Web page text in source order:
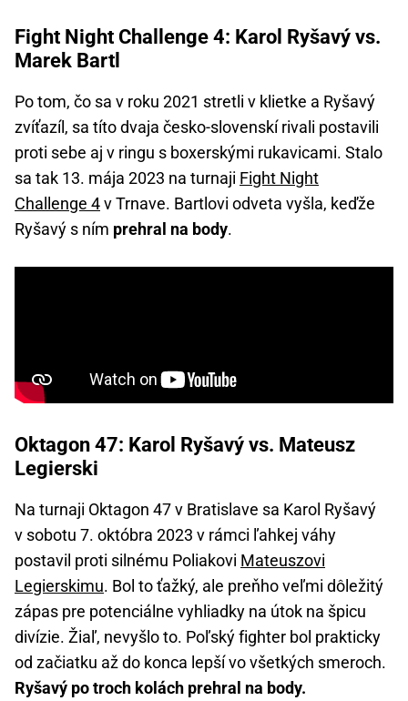
Fight Night Challenge 4: Karol Ryšavý vs.
Marek Bartl
Po tom, čo sa v roku 2021 stretli v klietke a Ryšavý
zvíťazíl, sa títo dvaja česko-slovenskí rivali postavili
proti sebe aj v ringu s boxerskými rukavicami. Stalo
sa tak 13. mája 2023 na turnaji Fight Night
Challenge 4v Trnave. Bartlovi odveta vyšla, keďže
Ryšavý s ním prehral na body.
Oktagon 47: Karol Ryšavý vs. Mateusz
Legierski
Na turnaji Oktagon 47 v Bratislave sa Karol Ryšavý
v sobotu 7. októbra 2023 v rámci ľahkej váhy
postavil proti silnému Poliakovi Mateuszovi
Legierskimu. Bol to ťažký, ale preňho veľmi dôležitý
zápas pre potenciálne vyhliadky na útok na špicu
divízie. Žiaľ, nevyšlo to. Poľský fighter bol prakticky
od začiatku až do konca lepší vo všetkých smeroch.
Ryšavý po troch kolách prehral na body.